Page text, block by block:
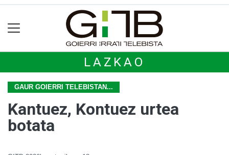
LAZKAO
GAUR GOIERRI TELEBISTAN...
Kantuez, Kontuez urtea
botata